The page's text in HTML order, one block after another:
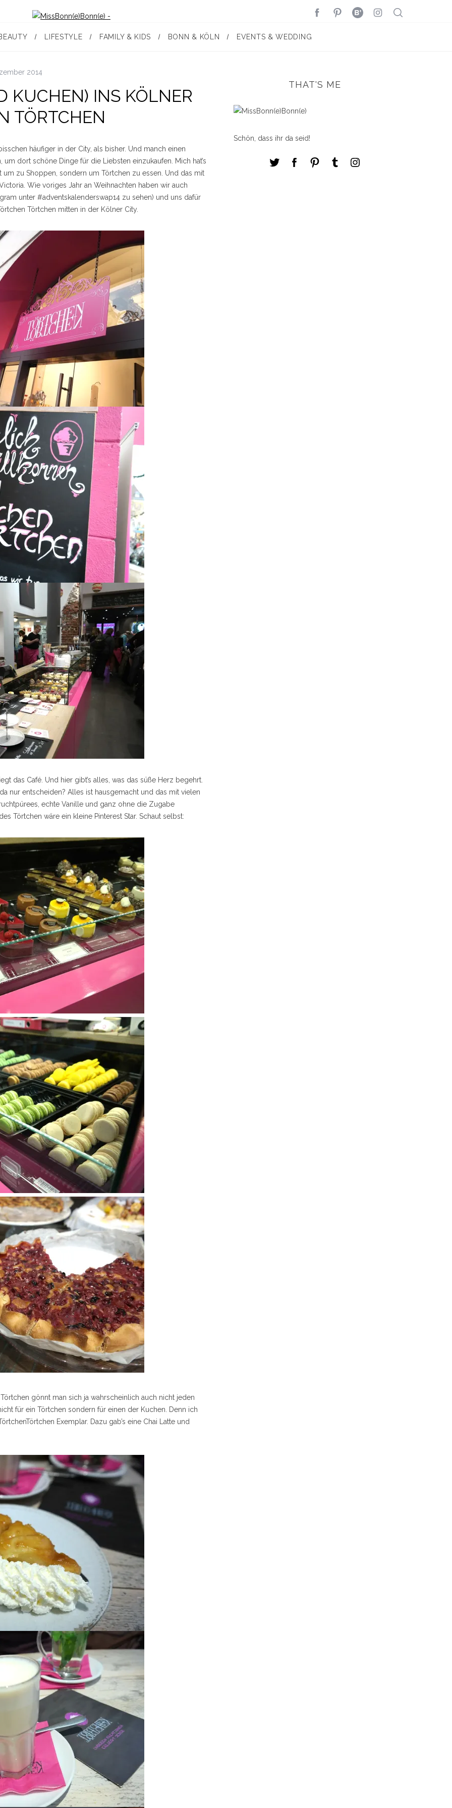
LIFESTYLE FAMILY & KIDS BONN & KÖLN EVENTS & WEDDING
2014
KUCHEN) INS KÖLNER
TÖRTCHEN
häufiger in der City, als bisher. Und manch einen
dort schöne Dinge für die Liebsten einzukaufen. Mich hat’s
zu Shoppen, sondern um Törtchen zu essen. Und das mit
Wie voriges Jahr an Weihnachten haben wir auch
unter #adventskalenderswap14 zu sehen) und uns dafür
Törtchen mitten in der Kölner City.
das Café. Und hier gibt’s alles, was das süße Herz begehrt.
nur entscheiden? Alles ist hausgemacht und das mit vielen
echte Vanille und ganz ohne die Zugabe
Törtchen wäre ein kleine Pinterest Star. Schaut selbst:
gönnt man sich ja wahrscheinlich auch nicht jeden
für ein Törtchen sondern für einen der Kuchen. Denn ich
Exemplar. Dazu gab’s eine Chai Latte und
THAT'S ME
Schön, dass ihr da seid!